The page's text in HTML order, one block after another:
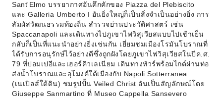
Sant'Elmo บรรยากาศอันคึกคักของ Piazza del Plebiscito
และ Galleria Umberto I อันยิ่งใหญ่ก็เป็นสิ่งจำเป็นอย่างยิ่ง การ
สัมผัสวัฒนธรรมท้องถิ่น สำรวจย่านประวัติศาสตร์ เช่น
Spaccanapoli และเดินทางไปภูเขาไฟวิสุเวียสแบบไปเช้าเย็น
กลับก็เป็นที่แนะนำอย่างยิ่งเช่นกัน เยี่ยมชมเมืองโรมันโบราณที่
ได้รับการอนุรักษ์ไว้อย่างดีซึ่งถูกฝังโดยภูเขาไฟวิสุเวียสในปีค.ศ.
79 ที่ปอมเปอีและเฮอร์คิวเลเนียม เดินทางทัวร์พร้อมไกด์ผ่านท่อ
ส่งน้ำโบราณและอุโมงค์ใต้เมืองกับ Napoli Sotterranea
(เนเปิลส์ใต้ดิน) ชมรูปปั้น Veiled Christ อันเป็นสัญลักษณ์โดย
Giuseppe Sanmartino ที่ Museo Cappella Sansevero